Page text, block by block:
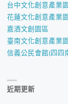
台中文化創意產業
花蓮文化創意產業
嘉酒文創園區
臺南文化創意產業
信義公民會館(四四
近期更新